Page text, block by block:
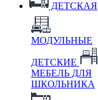
ДЕТСКАЯ
МОДУЛЬНЫЕ
ДЕТСКИЕ
МЕБЕЛЬ ДЛЯ
ШКОЛЬНИКА